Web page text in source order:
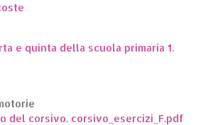
e quinta della scuola primaria 1.
corsivo. corsivo_esercizi_F.pdf